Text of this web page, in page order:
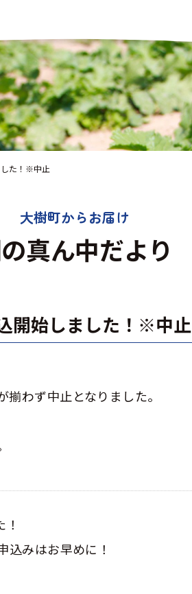
した！※中止
大樹町からお届け
真ん中だより
開始しました！※中止
わず中止となりました。
込みはお早めに！